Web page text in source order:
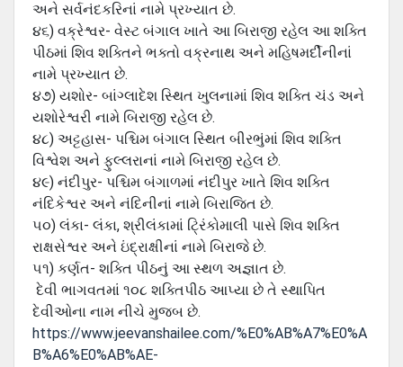
અને સર્વનંદકરિનાં નામે પ્રખ્યાત છે.
૪૬) વક્રેશ્વર- વેસ્ટ બંગાલ ખાતે આ બિરાજી રહેલ આ શક્તિ
પીઠમાં શિવ શક્તિને ભક્તો વક્રનાથ અને મહિષમર્દીનીનાં
નામે પ્રખ્યાત છે.
૪૭) યશોર- બાંગ્લાદેશ સ્થિત ખુલનામાં શિવ શક્તિ ચંડ અને
યશોરેશ્વરી નામે બિરાજી રહેલ છે.
૪૮) અટ્ટહાસ- પશ્ચિમ બંગાલ સ્થિત બીરભુંમાં શિવ શક્તિ
વિશ્વેશ અને ફુલ્લરાનાં નામે બિરાજી રહેલ છે.
૪૯) નંદીપુર- પશ્ચિમ બંગાળમાં નંદીપુર ખાતે શિવ શક્તિ
નંદિકેશ્વર અને નંદિનીનાં નામે બિરાજિત છે.
૫૦) લંકા- લંકા, શ્રીલંકામાં ટ્રિંકોમાલી પાસે શિવ શક્તિ
રાક્ષસેશ્વર અને ઇંદ્રાક્ષીનાં નામે બિરાજે છે.
૫૧) કર્ણત- શક્તિ પીઠનું આ સ્થળ અજ્ઞાત છે.
દેવી ભાગવતમાં ૧૦૮ શક્તિપીઠ આપ્યા છે તે સ્થાપિત
દેવીઓના નામ નીચે મુજબ છે.
https://www.jeevanshailee.com/%E0%AB%A7%E0%A
B%A6%E0%AB%AE-